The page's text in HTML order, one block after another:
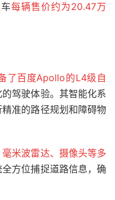
每辆售价约为20.47万
了百度Apollo的L4级自
驾驶体验。其智能化系
准的路径规划和障碍物
米波雷达、摄像头等多
方位捕捉道路信息，确